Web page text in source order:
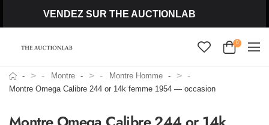
VENDEZ SUR THE AUCTIONLAB
0
> Montre > Montre Homme >
Montre Omega Calibre 244 or 14k femme 1954 — occasion